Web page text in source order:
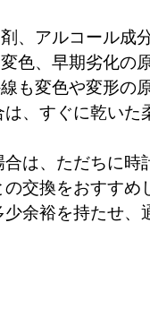
、アルコール成
色、早期劣化の
も変色や変形の
、すぐに乾いた
は、ただちに
交換をおすすめ
余裕を持たせ